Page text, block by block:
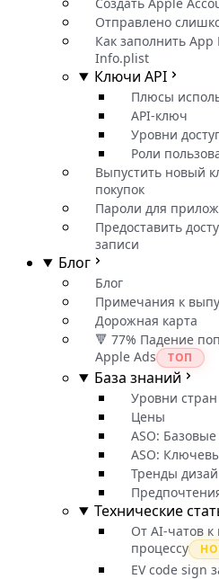
Отправлено
Как заполнить
Info.plist
Ключи API
Плюсы
API-ключ
Уровни
Роли
Выпустить новый
покупок
Пароли для
Предоставить
записи
Блог
Блог
Примечания к
Дорожная карта
🔻 77% Падение
Apple Ads
ТОП
База знаний
Уровни
Цены
ASO:
ASO:
Тренды
Технические
От AI-чатов к
процессу
EV code sign